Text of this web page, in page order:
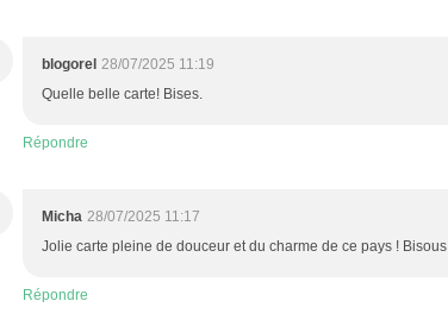
blogorel 28/07/2025 11:19
Quelle belle carte! Bises.
Répondre
Micha 28/07/2025 11:17
Jolie carte pleine de douceur et du charme de ce pays ! Bisous
Répondre